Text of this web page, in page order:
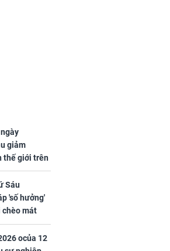
giảm
thế giới trên
Sáu
'số hưởng'
chèo mát
như nước',
ocủa 12